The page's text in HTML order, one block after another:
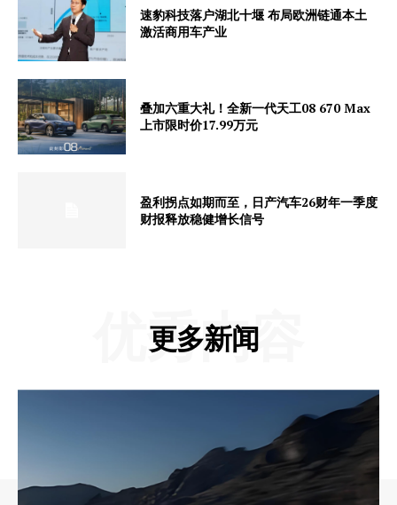
速豹科技落户湖北十堰 布局欧洲链通本土
激活商用车产业
叠加六重大礼！全新一代天工08 670 Max
上市限时价17.99万元
盈利拐点如期而至，日产汽车26财年一季度
财报释放稳健增长信号
更多新闻
优秀内容